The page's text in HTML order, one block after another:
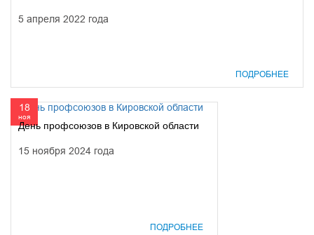
5 апреля 2022 года
ПОДРОБНЕЕ
18
ноя
День профсоюзов в Кировской области
15 ноября 2024 года
ПОДРОБНЕЕ